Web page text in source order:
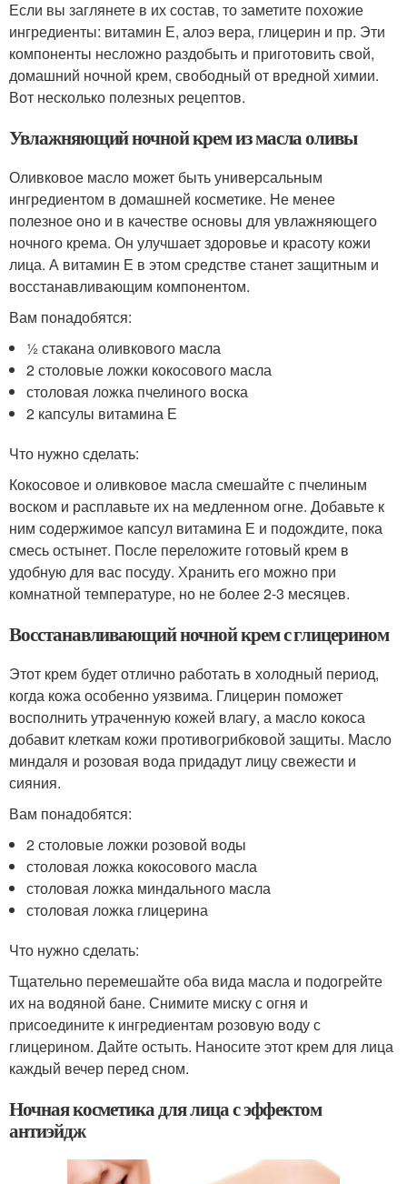
Если вы заглянете в их состав, то заметите похожие
ингредиенты: витамин Е, алоэ вера, глицерин и пр. Эти
компоненты несложно раздобыть и приготовить свой,
домашний ночной крем, свободный от вредной химии.
Вот несколько полезных рецептов.
Увлажняющий ночной крем из масла оливы
Оливковое масло может быть универсальным
ингредиентом в домашней косметике. Не менее
полезное оно и в качестве основы для увлажняющего
ночного крема. Он улучшает здоровье и красоту кожи
лица. А витамин Е в этом средстве станет защитным и
восстанавливающим компонентом.
Вам понадобятся:
½ стакана оливкового масла
2 столовые ложки кокосового масла
столовая ложка пчелиного воска
2 капсулы витамина Е
Что нужно сделать:
Кокосовое и оливковое масла смешайте с пчелиным
воском и расплавьте их на медленном огне. Добавьте к
ним содержимое капсул витамина Е и подождите, пока
смесь остынет. После переложите готовый крем в
удобную для вас посуду. Хранить его можно при
комнатной температуре, но не более 2-3 месяцев.
Восстанавливающий ночной крем с глицерином
Этот крем будет отлично работать в холодный период,
когда кожа особенно уязвима. Глицерин поможет
восполнить утраченную кожей влагу, а масло кокоса
добавит клеткам кожи противогрибковой защиты. Масло
миндаля и розовая вода придадут лицу свежести и
сияния.
Вам понадобятся:
2 столовые ложки розовой воды
столовая ложка кокосового масла
столовая ложка миндального масла
столовая ложка глицерина
Что нужно сделать:
Тщательно перемешайте оба вида масла и подогрейте
их на водяной бане. Снимите миску с огня и
присоедините к ингредиентам розовую воду с
глицерином. Дайте остыть. Наносите этот крем для лица
каждый вечер перед сном.
Ночная косметика для лица с эффектом
антиэйдж